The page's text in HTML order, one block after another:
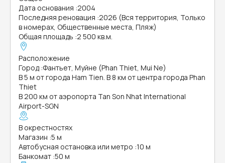
Дата основания :2004
Последняя реновация :2026 (Вся территория, Только
в номерах, Общественные места, Пляж)
Общая площадь :2 500 кв.м.
Расположение
Город :Фантьет, Муйне (Phan Thiet, Mui Ne)
В 5 м от города Ham Tien. В 8 км от центра города Phan
Thiet
В 200 км от аэропорта Tan Son Nhat International
Airport-SGN
В окрестностях
Магазин :5 м
Автобусная остановка или метро :10 м
Банкомат :50 м